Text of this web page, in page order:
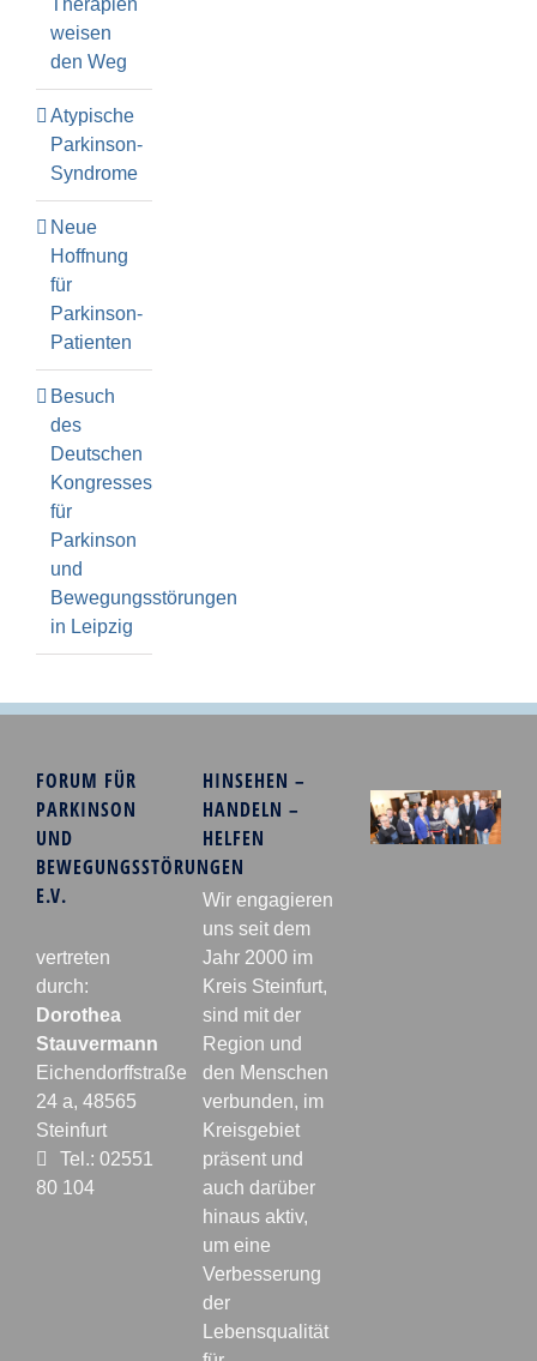
weisen
den Weg
Atypische
Parkinson-
Syndrome
Neue
Hoffnung
für
Parkinson-
Patienten
Besuch
des
Deutschen
Kongresses
für
Parkinson
und
Bewegungsstörungen
in Leipzig
FORUM FÜR
PARKINSON
UND
BEWEGUNGSSTÖRUNGEN
E.V.
vertreten
durch:
Dorothea
Stauvermann
Eichendorffstraße
24 a, 48565
Steinfurt
Tel.: 02551
80 104
HINSEHEN –
HANDELN –
HELFEN
Wir engagieren
uns seit dem
Jahr 2000 im
Kreis Steinfurt,
sind mit der
Region und
den Menschen
verbunden, im
Kreisgebiet
präsent und
auch darüber
hinaus aktiv,
um eine
Verbesserung
der
Lebensqualität